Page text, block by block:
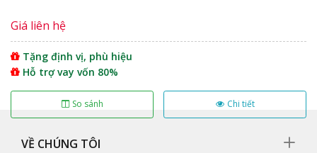
Giá liên hệ
Tặng định vị, phù hiệu
Hỗ trợ vay vốn 80%
So sánh Chi tiết
VỀ CHÚNG TÔI